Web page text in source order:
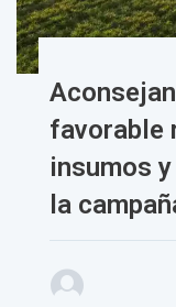
favorable
insumos
la